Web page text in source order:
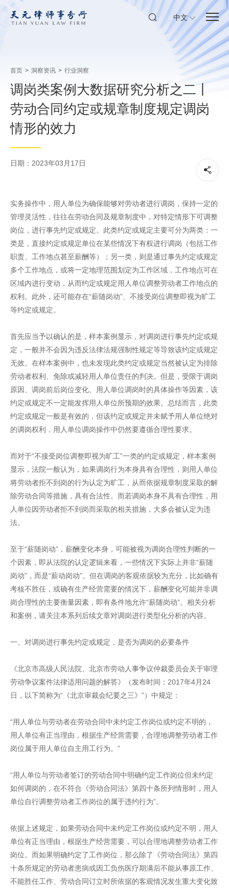
中文
首页 > 洞察资讯 > 行业洞察
调岗类案例大数据研究分析之二丨
劳动合同约定或规章制度规定调岗
情形的效力
日期：2023年03月17日
实务操作中，用人单位为确保能够对劳动者进行调岗，保持一定的
管理灵活性，往往在劳动合同及规章制度中，对特定情形下可调整
岗位，进行事先约定或规定。此类约定或规定主要可分为两类：一
类是，直接约定或规定单位在某些情况下有权进行调岗（包括工作
职责、工作地点甚至薪酬等）；另一类，则是通过事先约定或规定
多个工作地点，或将一定地理范围划定为工作区域，工作地点可在
区域内进行变动，从而约定或规定用人单位调整劳动者工作地点的
权利。此外，还可能存在“薪随岗动”、不接受岗位调整即视为旷工
等约定或规定。
首先应当予以确认的是，样本案例显示，对调岗进行事先约定或规
定，一般并不会因为违反法律法规强制性规定等导致该约定或规定
无效。在样本案例中，也未发现此类约定或规定当然被认定为排除
劳动者权利、免除或减轻用人单位责任的判决。但是，受限于调岗
原因、调岗前后岗位变化、用人单位调岗时的具体操作等因素，该
约定或规定不一定能发挥用人单位所预期的效果。总结而言，此类
约定或规定一般是有效的，但该约定或规定并未赋予用人单位绝对
的调岗权利，用人单位调岗操作中仍然要遵循合理性要求。
而对于“不接受岗位调整即视为旷工”一类的约定或规定，样本案例
显示，法院一般认为，如果调岗行为本身具有合理性，则用人单位
将劳动者拒不到岗的行为认定为旷工，从而依据规章制度采取的解
除劳动合同等措施，具有合法性。而若调岗本身不具有合理性，用
人单位因劳动者拒不到岗而采取的相关措施，大多会被认定为违
法。
至于“薪随岗动”，薪酬变化本身，可能被视为调岗合理性判断的一
个因素，即从法院的认定逻辑来看，一些情况下实际上并非“薪随
岗动”，而是“薪动岗动”。但在调岗的客观依据较为充分，比如确有
考核不胜任，或确有生产经营需要的情况下，薪酬变化可能并非调
岗合理性的主要衡量因素，即有条件地允许“薪随岗动”。相关分析
和案例，请关注本系列后续文章对调岗进行类型化分析的内容。
一、对调岗进行事先约定或规定，是否为调岗的必要条件
《北京市高级人民法院、北京市劳动人事争议仲裁委员会关于审理
劳动争议案件法律适用问题的解答》（发布时间：2017年4月24
日，以下简称为“《北京审裁会纪要之三》”）中规定：
“用人单位与劳动者在劳动合同中未约定工作岗位或约定不明的，
用人单位有正当理由，根据生产经营需要，合理地调整劳动者工作
岗位属于用人单位自主用工行为。”
“用人单位与劳动者签订的劳动合同中明确约定工作岗位但未约定
如何调岗的，在不符合《劳动合同法》第四十条所列情形时，用人
单位自行调整劳动者工作岗位的属于违约行为”。
依据上述规定，如果劳动合同中未约定工作岗位或约定不明，用人
单位有正当理由，根据生产经营需要，可以合理地调整劳动者工作
岗位。而如果明确约定了工作岗位，那么除了《劳动合同法》第四
十条所规定的劳动者患病或因工负伤医疗期满后不能从事原工作、
不能胜任工作、劳动合同订立时所依据的客观情况发生重大变化致